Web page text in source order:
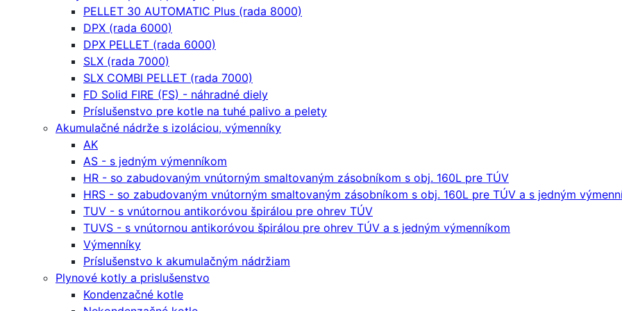
PELLET 30 AUTOMATIC Plus (rada 8000)
DPX (rada 6000)
DPX PELLET (rada 6000)
SLX (rada 7000)
SLX COMBI PELLET (rada 7000)
FD Solid FIRE (FS) - náhradné diely
Príslušenstvo pre kotle na tuhé palivo a pelety
Akumulačné nádrže s izoláciou, výmenníky
AK
AS - s jedným výmenníkom
HR - so zabudovaným vnútorným smaltovaným zásobníkom s obj. 160L pre TÚV
HRS - so zabudovaným vnútorným smaltovaným zásobníkom s obj. 160L pre TÚV a s jedným
TUV - s vnútornou antikoróvou špirálou pre ohrev TÚV
TUVS - s vnútornou antikoróvou špirálou pre ohrev TÚV a s jedným výmenníkom
Výmenníky
Príslušenstvo k akumulačným nádržiam
Plynové kotly a prislušenstvo
Kondenzačné kotle